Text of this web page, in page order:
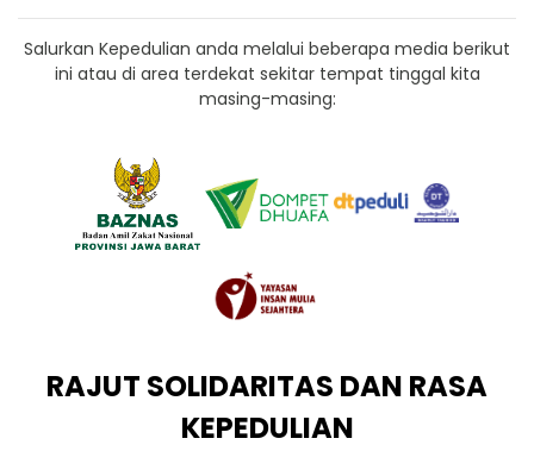
Salurkan Kepedulian anda melalui beberapa media berikut
ini atau di area terdekat sekitar tempat tinggal kita
masing-masing:
RAJUT SOLIDARITAS DAN RASA
KEPEDULIAN